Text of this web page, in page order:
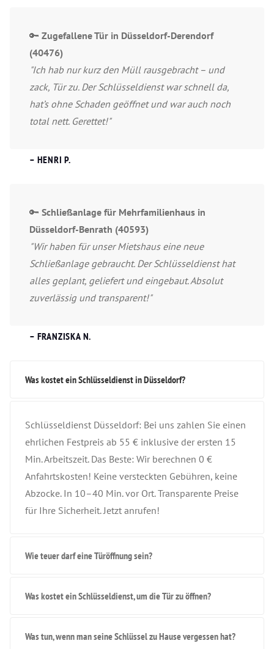
🔑 Zugefallene Tür in Düsseldorf-Derendorf
(40476)
"Ich hab nur kurz den Müll rausgebracht – und
zack, Tür zu. Der Schlüsseldienst war schnell da,
hat’s ohne Schaden geöffnet und war auch noch
total nett. Gerettet!"
– HENRI P.
🔑 Schließanlage für Mehrfamilienhaus in
Düsseldorf-Benrath (40593)
"Wir haben für unser Mietshaus eine neue
Schließanlage gebraucht. Der Schlüsseldienst hat
alles geplant, geliefert und eingebaut. Absolut
zuverlässig und transparent!"
– FRANZISKA N.
Was kostet ein Schlüsseldienst in Düsseldorf?
Schlüsseldienst Düsseldorf: Bei uns zahlen Sie einen
ehrlichen Festpreis ab 55 € inklusive der ersten 15
Min. Arbeitszeit. Das Beste: Wir berechnen 0 €
Anfahrtskosten! Keine versteckten Gebühren, keine
Abzocke. In 10–40 Min. vor Ort. Transparente Preise
für Ihre Sicherheit. Jetzt anrufen!
Wie teuer darf eine Türöffnung sein?
Was kostet ein Schlüsseldienst, um die Tür zu öffnen?
Was tun, wenn man seine Schlüssel zu Hause vergessen hat?